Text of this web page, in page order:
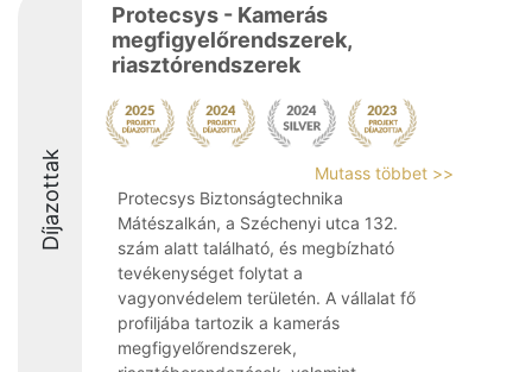
Díjazottak
Protecsys - Kamerás
megfigyelőrendszerek,
riasztórendszerek
Mutass többet >>
Protecsys Biztonságtechnika
Mátészalkán, a Széchenyi utca 132.
szám alatt található, és megbízható
tevékenységet folytat a
vagyonvédelem területén. A vállalat fő
profiljába tartozik a kamerás
megfigyelőrendszerek,